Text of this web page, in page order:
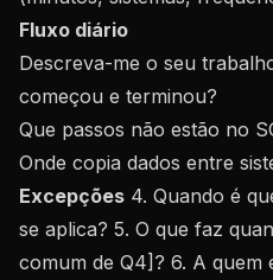
Fluxo diário
Descreva-me o seu
começou e terminou?
Que passos não estão no
Onde copia dados entre
Excepções 4. Quando é
se aplica? 5. O que faz
comum de Q4]? 6. A